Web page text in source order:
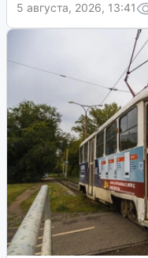
5 августа, 2026, 13:41